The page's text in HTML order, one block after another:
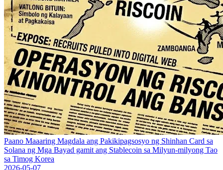
Paano Maaaring Magdala ang Pakikipagsosyo ng Shinhan Card sa
Solana ng Mga Bayad gamit ang Stablecoin sa Milyun-milyong Tao
sa Timog Korea
2026-05-07